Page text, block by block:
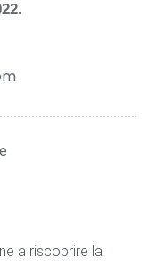
a riscoprire la